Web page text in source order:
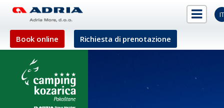
IT
Book online Richiesta di prenotazione